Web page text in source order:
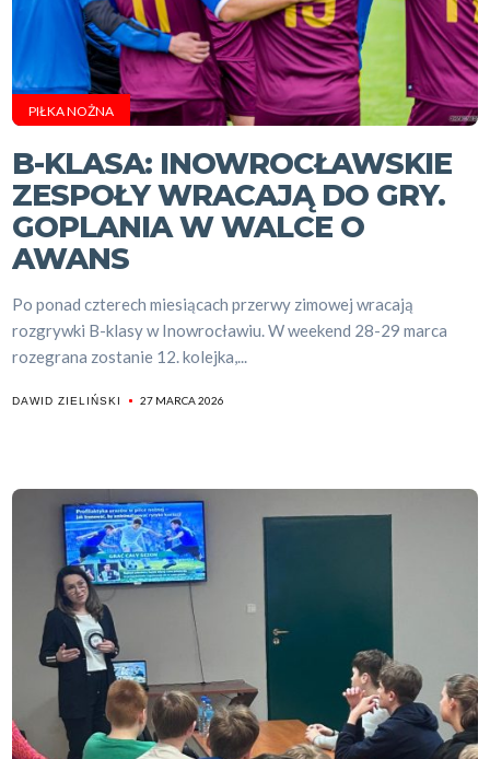
PIŁKA NOŻNA
B-KLASA: INOWROCŁAWSKIE
ZESPOŁY WRACAJĄ DO GRY.
GOPLANIA W WALCE O
AWANS
Po ponad czterech miesiącach przerwy zimowej wracają
rozgrywki B-klasy w Inowrocławiu. W weekend 28-29 marca
rozegrana zostanie 12. kolejka,...
DAWID ZIELIŃSKI 27 MARCA 2026